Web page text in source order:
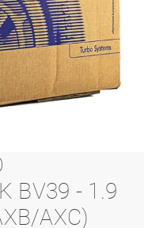
BV39 - 1.9
AXC)